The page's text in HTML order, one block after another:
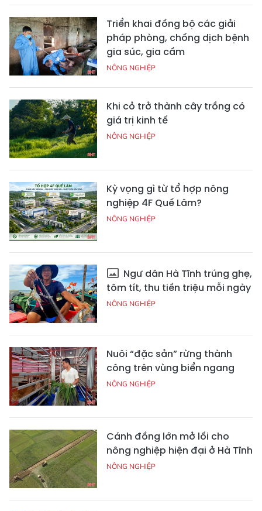
Triển khai đồng bộ các giải
pháp phòng, chống dịch bệnh
gia súc, gia cầm
NÔNG NGHIỆP
Khi cỏ trở thành cây trồng có
giá trị kinh tế
NÔNG NGHIỆP
Kỳ vọng gì từ tổ hợp nông
nghiệp 4F Quế Lâm?
NÔNG NGHIỆP
Ngư dân Hà Tĩnh trúng ghẹ,
tôm tít, thu tiền triệu mỗi ngày
NÔNG NGHIỆP
Nuôi “đặc sản” rừng thành
công trên vùng biển ngang
NÔNG NGHIỆP
Cánh đồng lớn mở lối cho
nông nghiệp hiện đại ở Hà Tĩnh
NÔNG NGHIỆP